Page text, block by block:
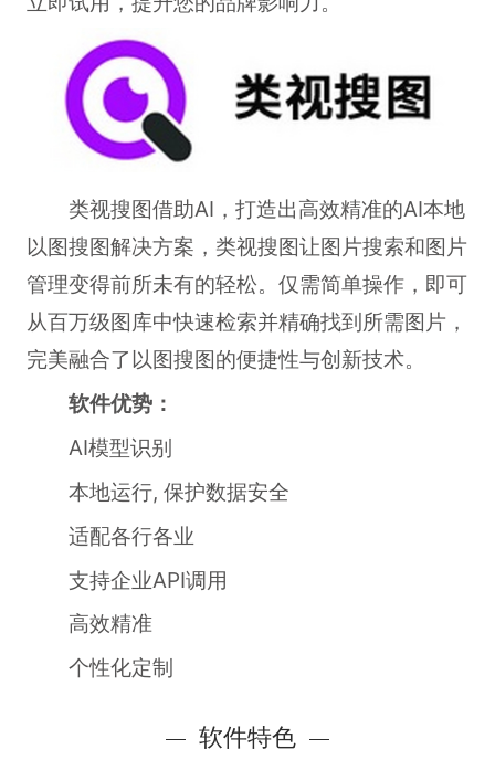
类视搜图借助AI，打造出高效精准的AI本地
以图搜图解决方案，类视搜图让图片搜索和图片
管理变得前所未有的轻松。仅需简单操作，即可
从百万级图库中快速检索并精确找到所需图片，
完美融合了以图搜图的便捷性与创新技术。
软件优势：
AI模型识别
本地运行, 保护数据安全
适配各行各业
支持企业API调用
高效精准
个性化定制
软件特色